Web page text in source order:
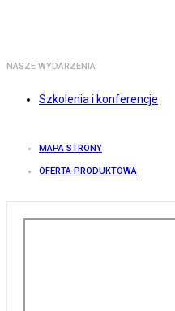
NASZE WYDARZENIA
Szkolenia i konferencje
MAPA STRONY
OFERTA PRODUKTOWA